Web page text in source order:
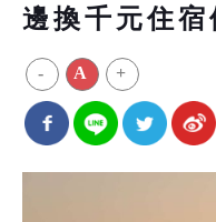
邊換千元住宿
- A +